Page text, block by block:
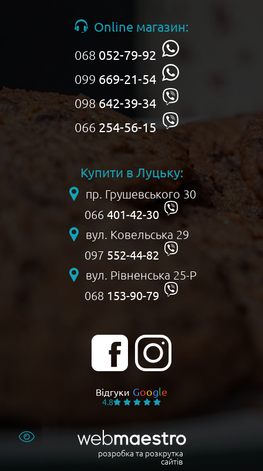
Відгуки Google
4.8
Online магазин:
068 052-79-92
099 669-21-54
098642-39-34
066 254-56-15
Купити в Луцьку:
пр. Грушевського 30
066 401-42-30
вул. Ковельська 29
097 552-44-82
вул. Рівненська 25-Р
068 153-90-79
розробка та розкрутка
сайтів